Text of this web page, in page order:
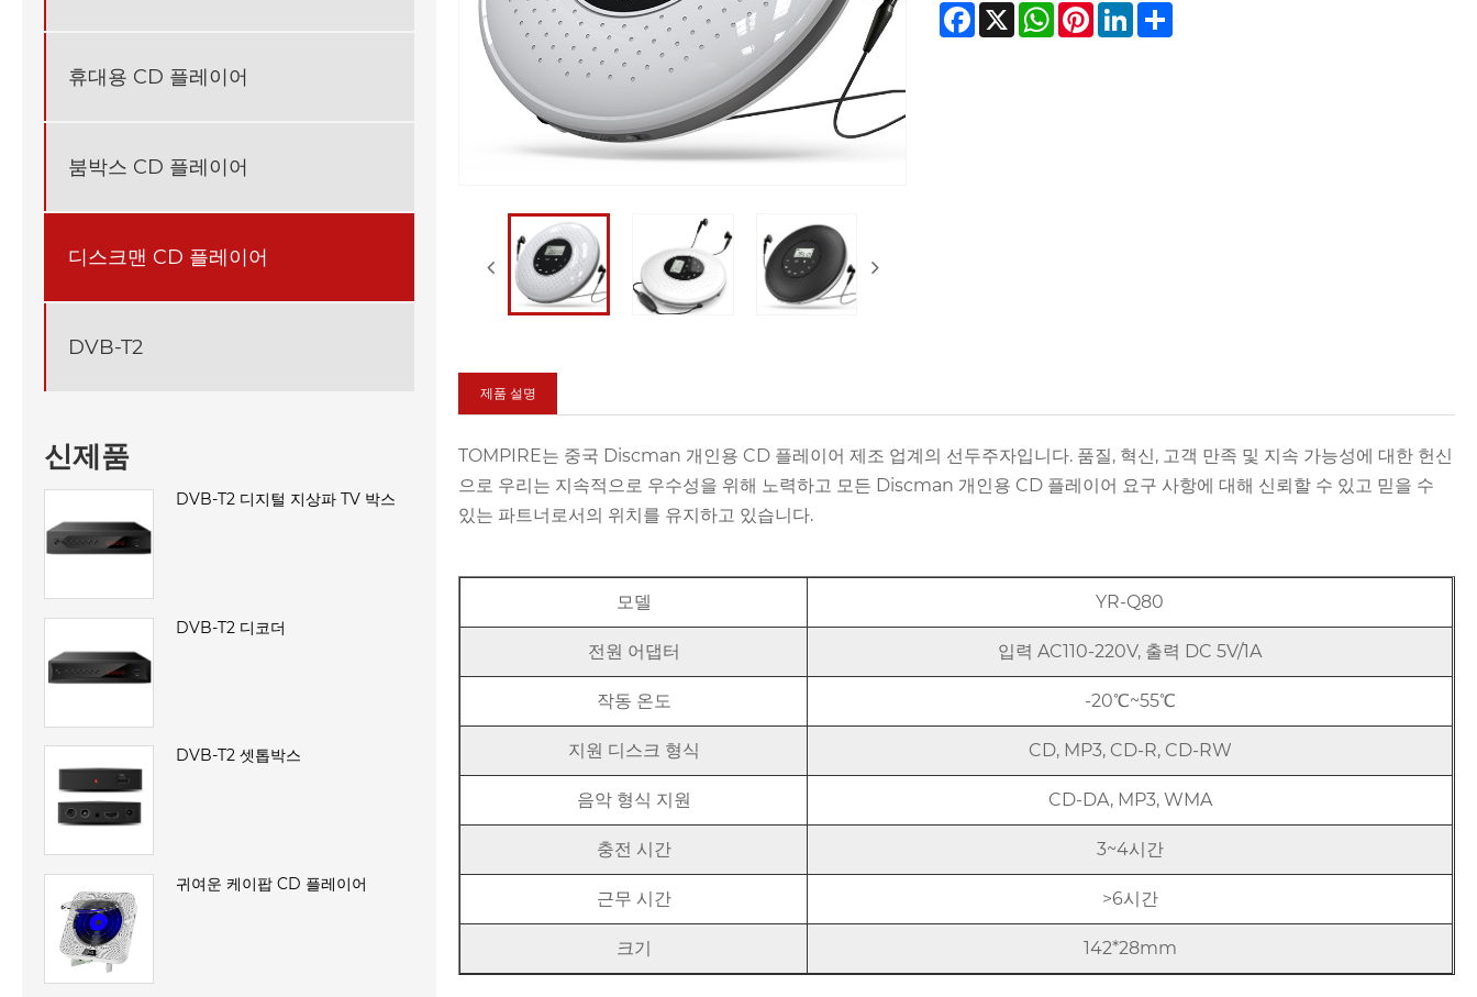
휴대용 CD 플레이어
붐박스 CD 플레이어
디스크맨 CD 플레이어
DVB-T2
신제품
DVB-T2 디지털 지상파 TV 박스
DVB-T2 디코더
DVB-T2 셋톱박스
귀여운 케이팝 CD 플레이어
Facebook
X WhatsAppPinterestLinkedInShare
제품 설명
TOMPIRE는 중국 Discman 개인용 CD 플레이어 제조 업계의 선두주자입니다. 품질, 혁신, 고객 만족 및 지속 가능성에 대한 헌신
으로 우리는 지속적으로 우수성을 위해 노력하고 모든 Discman 개인용 CD 플레이어 요구 사항에 대해 신뢰할 수 있고 믿을 수
있는 파트너로서의 위치를 ​​유지하고 있습니다.
모델 YR-Q80
전원 어댑터 입력 AC110-220V, 출력 DC 5V/1A
작동 온도 -20℃~55℃
지원 디스크 형식 CD, MP3, CD-R, CD-RW
음악 형식 지원 CD-DA, MP3, WMA
충전 시간 3~4시간
근무 시간 >6시간
크기 142*28mm